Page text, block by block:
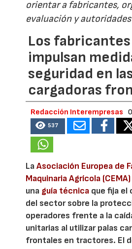
orientar a fabricantes,
evaluación y
Los fabricantes
impulsan
seguridad en
cargadoras
Redacción Interempresas
537
LaAsociación Europea de
Maquinaria Agrícola (CEMA)
una guía técnica que fija el
del sector sobre la
operadores frente a la
unitarias al utilizar palas
frontales en tractores. El